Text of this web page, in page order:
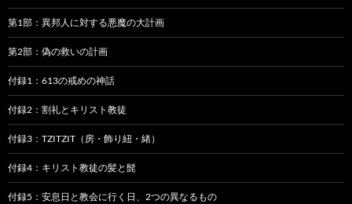
第1部：異邦人に対する悪魔の大計画
第2部：偽の救いの計画
付録1：613の戒めの神話
付録2：割礼とキリスト教徒
付録3：TZITZIT（房・飾り紐・緒）
付録4：キリスト教徒の髪と髭
付録5：安息日と教会に行く日、2つの異なるもの